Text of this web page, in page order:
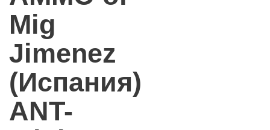
Mig
Jimenez
(Испания)
ANT-